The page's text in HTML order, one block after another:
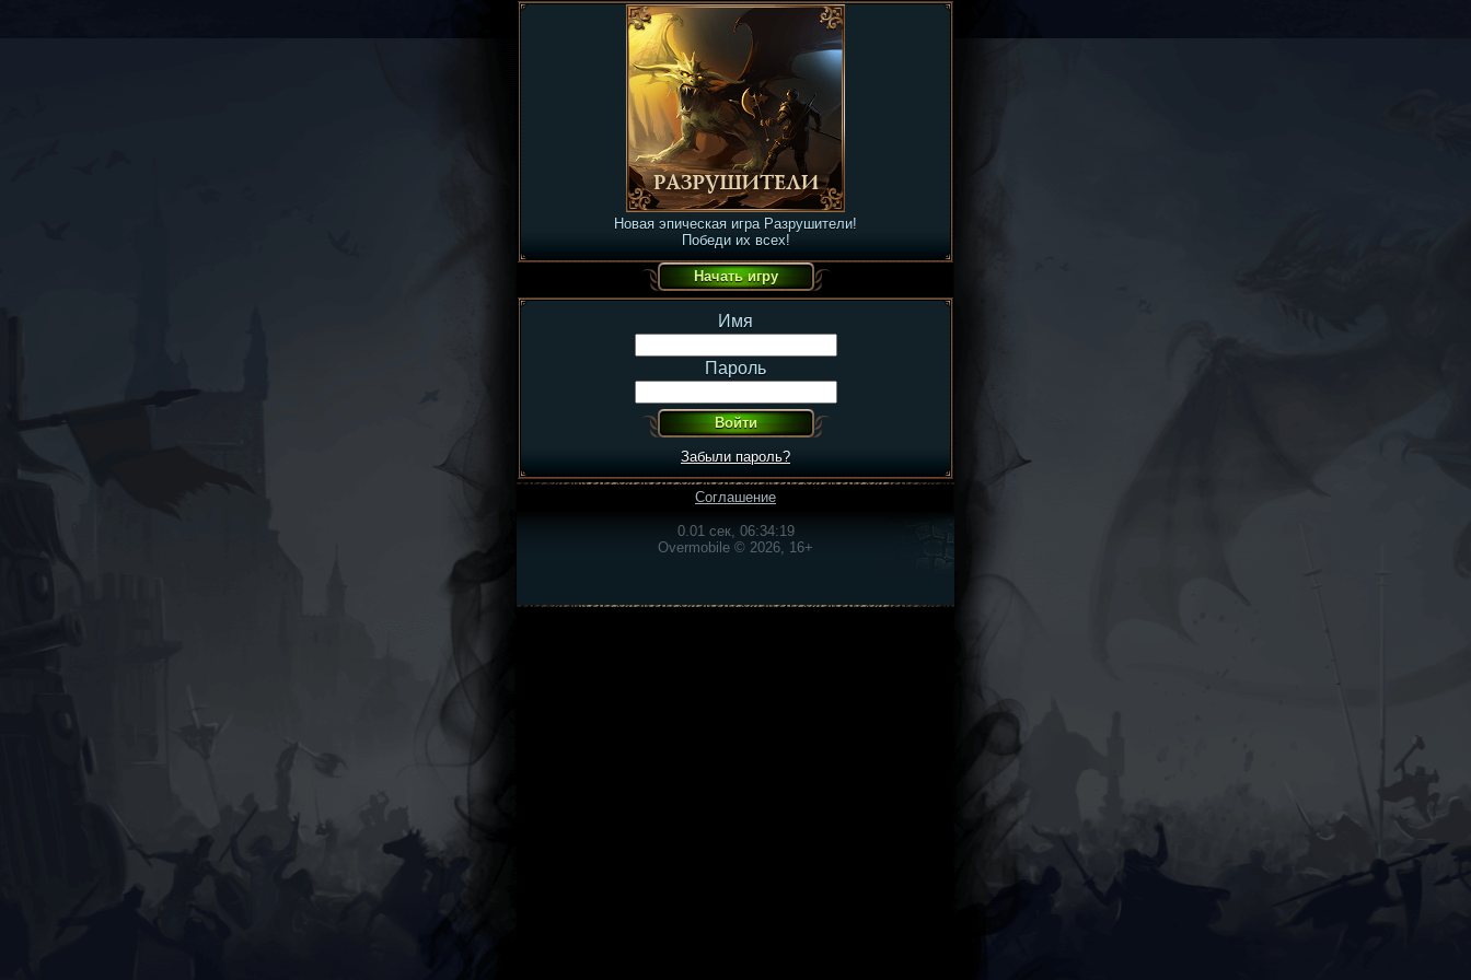
Новая эпическая игра Разрушители!
Победи их всех!
Имя
Пароль
Забыли пароль?
Соглашение
0.01 сек, 06:34:19
Overmobile © 2026, 16+